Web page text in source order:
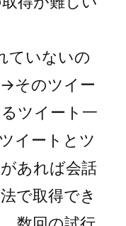
ていないの
そのツイー
ツイート一
イートとツ
あれば会話
で取得でき